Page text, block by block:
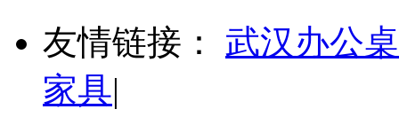
友情链接： 武汉办公
家具|